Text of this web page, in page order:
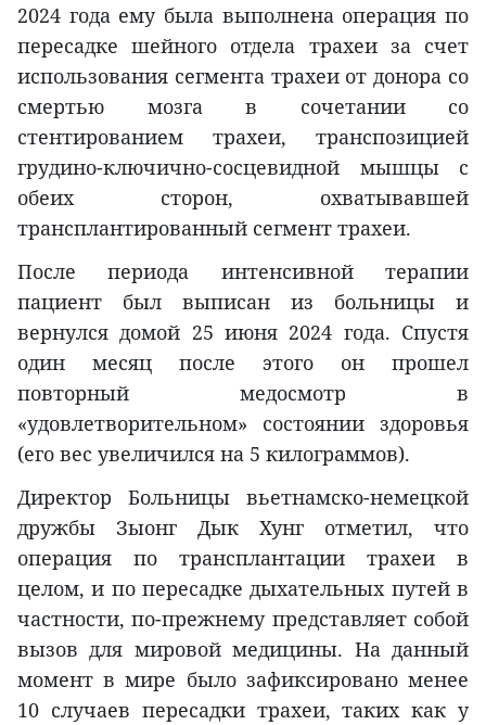
2024 года ему была выполнена операция по
пересадке шейного отдела трахеи за счет
использования сегмента трахеи от донора со
смертью мозга в сочетании со
стентированием трахеи, транспозицией
грудино-ключично-сосцевидной мышцы с
обеих сторон, охватывавшей
трансплантированный сегмент трахеи.
После периода интенсивной терапии
пациент был выписан из больницы и
вернулся домой 25 июня 2024 года. Спустя
один месяц после этого он прошел
повторный медосмотр в
«удовлетворительном» состоянии здоровья
(его вес увеличился на 5 килограммов).
Директор Больницы вьетнамско-немецкой
дружбы Зыонг Дык Хунг отметил, что
операция по трансплантации трахеи в
целом, и по пересадке дыхательных путей в
частности, по-прежнему представляет собой
вызов для мировой медицины. На данный
момент в мире было зафиксировано менее
10 случаев пересадки трахеи, таких как у